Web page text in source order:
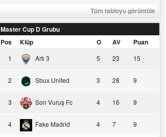
Tüm tabloyu görüntüle
Master Cup D Grubu
Pos
Klüp O AV Puan
1 Artı 3 5 23 15
2 Sbux United 3 28 9
3 Son Vuruş Fc 4 16 9
4 Fake Madrid 4 7 9